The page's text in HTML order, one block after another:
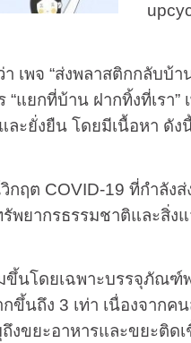
จ “ส่งพลาสติกกลับบ้า
“แยกที่บ้าน ฝากทิ้งที่เรา
ละยั่งยืน โดยมีเนื้อหา ดัง
กฤต COVID-19 ที่กำลัง
พยากรธรรมชาติและสิ่ง
นโดยเฉพาะบรรจุภัณฑ์
ขึ้นถึง 3 เท่า เนื่องจาก
งขยะอาหารและขยะติ